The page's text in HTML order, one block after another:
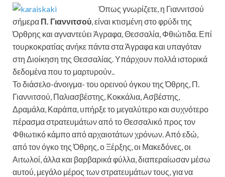
Όπως γνωρίζετε, η Γιαννιτσού
σήμερα Π. Γιαννιτσού, είναι κτισμένη στο φρύδι της
Όρθρης και αγναντεύει Άγραφα, Θεσσαλία, Φθιώτιδα. Επί
τουρκοκρατίας ανήκε πάντα στα Άγραφα και υπαγόταν
στη Διοίκηση της Θεσσαλίας. Υπάρχουν πολλά ιστορικά
δεδομένα που το μαρτυρούν..
Το διάσελο-άνοιγμα- του ορεινού όγκου της Όθρης, Π.
Γιαννιτσού, Παλιασβέστης, Κοκκάλια, Ασβέστης,
Δραμάλα, Καράπα, υπήρξε το μεγαλύτερο και συχνότερο
πέρασμα στρατευμάτων από το Θεσσαλικό προς τον
Φθιωτικό κάμπο από αρχαιοτάτων χρόνων. Από εδώ,
από τον όγκο της Όθρης, ο Ξέρξης, οι Μακεδόνες, οι
Αιτωλοί, άλλα και βαρβαρικά φύλλα, διαπεραίωσαν μέσω
αυτού, μεγάλο μέρος των στρατευμάτων τους, για να